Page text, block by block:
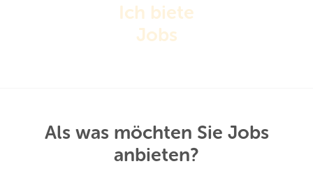
Ich biete
Jobs
Als was möchten Sie Jobs
anbieten?